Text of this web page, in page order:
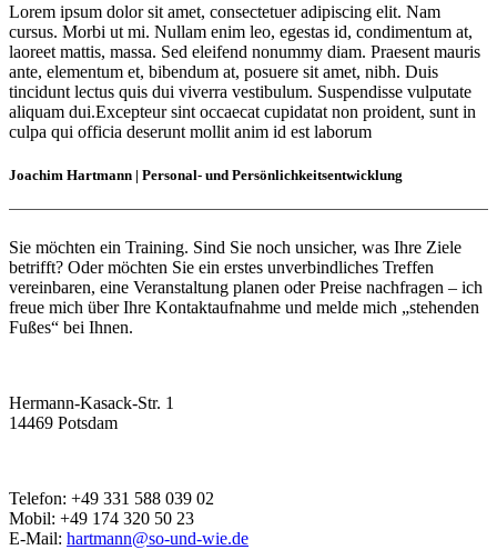
Lorem ipsum dolor sit amet, consectetuer adipiscing elit. Nam
cursus. Morbi ut mi. Nullam enim leo, egestas id, condimentum at,
laoreet mattis, massa. Sed eleifend nonummy diam. Praesent mauris
ante, elementum et, bibendum at, posuere sit amet, nibh. Duis
tincidunt lectus quis dui viverra vestibulum. Suspendisse vulputate
aliquam dui.Excepteur sint occaecat cupidatat non proident, sunt in
culpa qui officia deserunt mollit anim id est laborum
Joachim Hartmann | Personal- und Persönlichkeitsentwicklung
Sie möchten ein Training. Sind Sie noch unsicher, was Ihre Ziele
betrifft? Oder möchten Sie ein erstes unverbindliches Treffen
vereinbaren, eine Veranstaltung planen oder Preise nachfragen – ich
freue mich über Ihre Kontaktaufnahme und melde mich „stehenden
Fußes“ bei Ihnen.
Hermann-Kasack-Str. 1
14469 Potsdam
Telefon: +49 331 588 039 02
Mobil: +49 174 320 50 23
E-Mail: hartmann@so-und-wie.de